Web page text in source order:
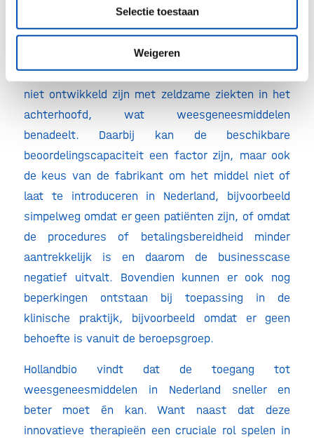
Selectie toestaan
Weigeren
Daarnaast staat mogelijk een suboptimale
aansluiting van Europese registratieroutes op
nationale procedures en eisen een snelle toegang
in de weg, waarbij nationale beoordelingskaders
niet ontwikkeld zijn met zeldzame ziekten in het
achterhoofd, wat weesgeneesmiddelen
benadeelt. Daarbij kan de beschikbare
beoordelingscapaciteit een factor zijn, maar ook
de keus van de fabrikant om het middel niet of
laat te introduceren in Nederland, bijvoorbeeld
simpelweg omdat er geen patiënten zijn, of omdat
de procedures of betalingsbereidheid minder
aantrekkelijk is en daarom de businesscase
negatief uitvalt. Bovendien kunnen er ook nog
beperkingen ontstaan bij toepassing in de
klinische praktijk, bijvoorbeeld omdat er geen
behoefte is vanuit de beroepsgroep.
Hollandbio vindt dat de toegang tot
weesgeneesmiddelen in Nederland sneller en
beter moet én kan. Want naast dat deze
innovatieve therapieën een cruciale rol spelen in